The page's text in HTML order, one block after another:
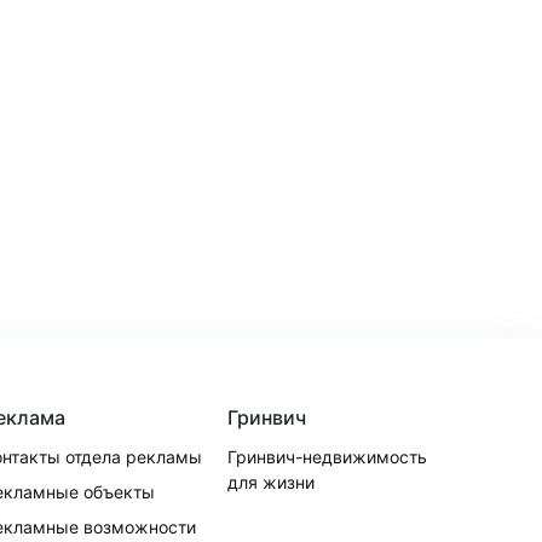
отдела рекламы
объекты
возможности
Гринвич
Гринвич-недвижимость
для жизни